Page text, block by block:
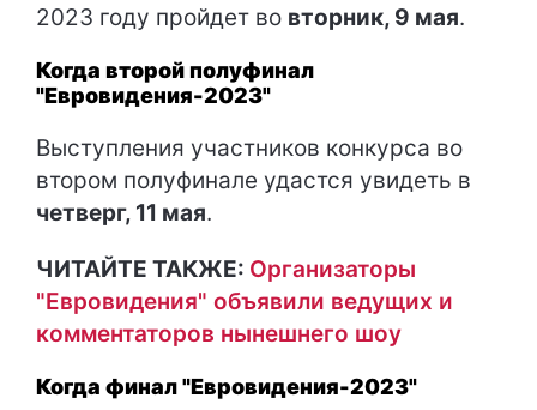
2023 году пройдет во вторник, 9 мая.
Когда второй полуфинал
"Евровидения-2023"
Выступления участников конкурса во
втором полуфинале удастся увидеть в
четверг, 11 мая.
ЧИТАЙТЕ ТАКЖЕ: Организаторы
"Евровидения" объявили ведущих и
комментаторов нынешнего шоу
Когда финал "Евровидения-2023"